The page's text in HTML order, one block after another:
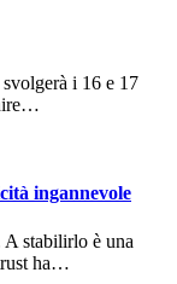
i 16 e 17
ingannevole
stabilirlo è una
ha…